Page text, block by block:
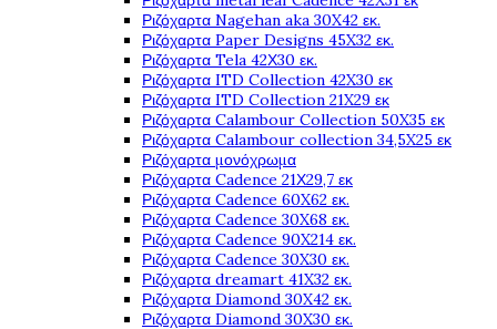
Ριζόχαρτα Nagehan aka 30X42 εκ.
Ριζόχαρτα Paper Designs 45X32 εκ.
Ριζόχαρτα Tela 42Χ30 εκ.
Ριζόχαρτα ITD Collection 42X30 εκ
Ριζόχαρτα ITD Collection 21X29 εκ
Ριζόχαρτα Calambour Collection 50X35 εκ
Ριζόχαρτα Calambour collection 34,5X25 εκ
Ριζόχαρτα μονόχρωμα
Ριζόχαρτα Cadence 21Χ29,7 εκ
Ριζόχαρτα Cadence 60X62 εκ.
Ριζόχαρτα Cadence 30X68 εκ.
Ριζόχαρτα Cadence 90X214 εκ.
Ριζόχαρτα Cadence 30X30 εκ.
Ριζόχαρτα dreamart 41X32 εκ.
Ριζόχαρτα Diamond 30X42 εκ.
Ριζόχαρτα Diamond 30X30 εκ.